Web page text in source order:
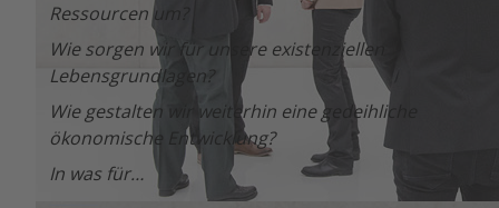
Ressourcen um?
Wie sorgen wir für unsere existenziellen
Lebensgrundlagen?
Wie gestalten wir weiterhin eine gedeihliche
ökonomische Entwicklung?
In was für…